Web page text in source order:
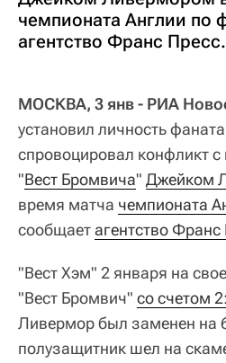
чемпионата Англии по
агентство Франс Пресс.
МОСКВА, 3 янв - РИА
установил личность
спровоцировал конфликт
"Вест Бромвича" Джейком
время матча чемпионата
сообщаетагентство Франс
"Вест Хэм" 2 января на
"Вест Бромвич" со счетом
Ливермор был заменен на
полузащитник шел на